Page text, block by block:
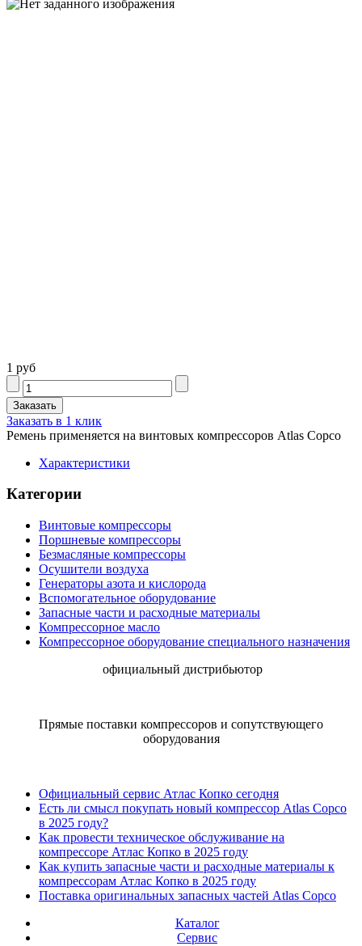
1 руб
Заказать в 1 клик
Ремень применяется на винтовых компрессоров Atlas Copco
Характеристики
Категории
Винтовые компрессоры
Поршневые компрессоры
Безмасляные компрессоры
Осушители воздуха
Генераторы азота и кислорода
Вспомогательное оборудование
Запасные части и расходные материалы
Компрессорное масло
Компрессорное оборудование специального назначения
официальный дистрибьютор
Прямые поставки компрессоров и сопутствующего
оборудования
Официальный сервис Атлас Копко сегодня
Есть ли смысл покупать новый компрессор Atlas Copco
в 2025 году?
Как провести техническое обслуживание на
компрессоре Атлас Копко в 2025 году
Как купить запасные части и расходные материалы к
компрессорам Атлас Копко в 2025 году
Поставка оригинальных запасных частей Atlas Copco
Каталог
Сервис